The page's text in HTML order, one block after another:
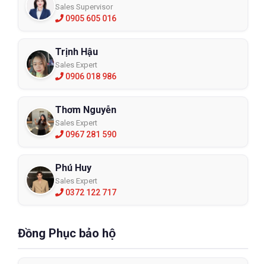
Sales Supervisor
0905 605 016
Trịnh Hậu
Sales Expert
0906 018 986
Thơm Nguyễn
Sales Expert
0967 281 590
Phú Huy
Sales Expert
0372 122 717
Đồng Phục bảo hộ